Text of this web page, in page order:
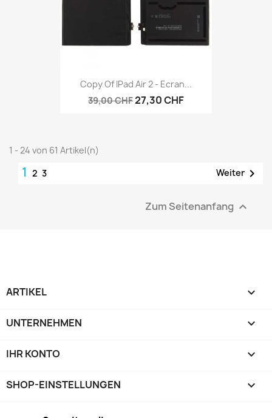
Copy Of IPad Air 2 - Ecran...
39,00 CHF27,30 CHF
1 - 24 von 61 Artikel(n)
1 2 3 Weiter 
Zum Seitenanfang 
ARTIKEL 
UNTERNEHMEN 
IHR KONTO 
SHOP-EINSTELLUNGEN keyboard_arrow_down